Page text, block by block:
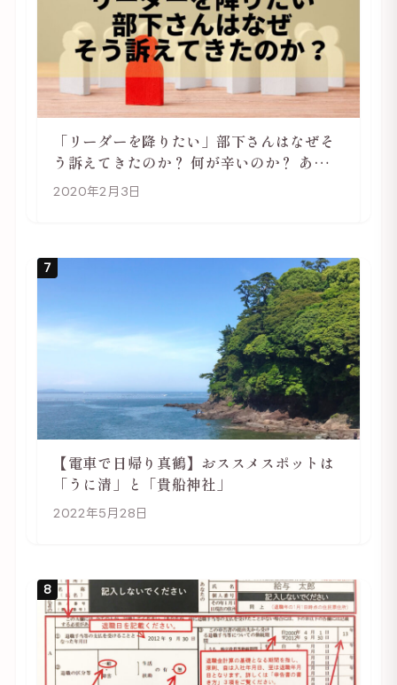
「リーダーを降りたい」部下さんはなぜそ
う訴えてきたのか？ 何が辛いのか？ あらた
めて考えてみる
2020年2月3日
7
【電車で日帰り真鶴】おススメスポットは
「うに清」と「貴船神社」
2022年5月28日
8